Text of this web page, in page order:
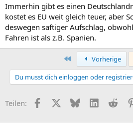
Immerhin gibt es einen
kostet es EU weit gleich teuer, aber
deswegen saftiger Aufschlag,
Fahren ist als z.B. Spanien.
Erste Vorherige
Du musst dich einloggen oder
Teilen: FacebookX (Twitter)
BlueskyLinkedIn